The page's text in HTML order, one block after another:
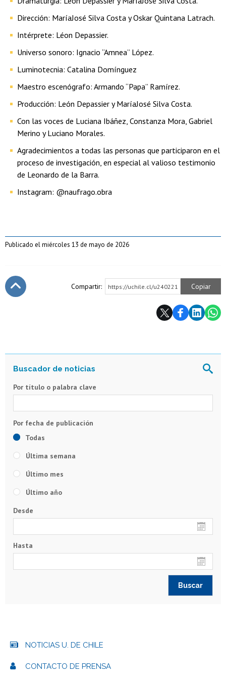
Dirección: MaríaJosé Silva Costa y Oskar Quintana Latrach.
Intérprete: Léon Depassier.
Universo sonoro: Ignacio “Amnea” López.
Luminotecnia: Catalina Domínguez
Maestro escenógrafo: Armando “Papa” Ramírez.
Producción: León Depassier y MaríaJosé Silva Costa.
Con las voces de Luciana Ibáñez, Constanza Mora, Gabriel
Merino y Luciano Morales.
Agradecimientos a todas las personas que participaron en el
proceso de investigación, en especial al valioso testimonio
de Leonardo de la Barra.
Instagram: @naufrago.obra
Publicado el miércoles 13 de mayo de 2026
Compartir: https://uchile.cl/u240221 Copiar
Por título o palabra clave
Todas
Última semana
Último mes
Último año
Desde
Hasta
NOTICIAS U. DE CHILE
CONTACTO DE PRENSA